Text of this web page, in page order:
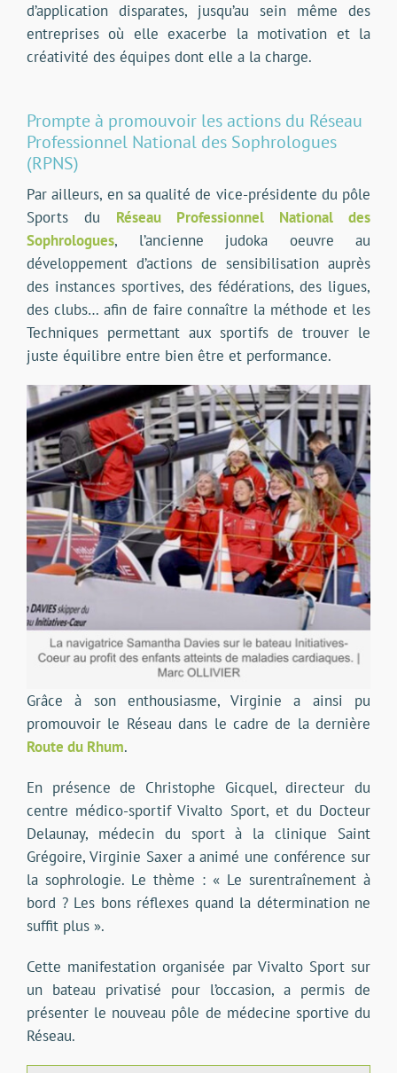
d’application disparates, jusqu’au sein même des
entreprises où elle exacerbe la motivation et la
créativité des équipes dont elle a la charge.
Prompte à promouvoir les actions du Réseau
Professionnel National des Sophrologues
(RPNS)
Par ailleurs, en sa qualité de vice-présidente du pôle
Sports du Réseau Professionnel National des
Sophrologues, l’ancienne judoka oeuvre au
développement d’actions de sensibilisation auprès
des instances sportives, des fédérations, des ligues,
des clubs… afin de faire connaître la méthode et les
Techniques permettant aux sportifs de trouver le
juste équilibre entre bien être et performance.
Grâce à son enthousiasme, Virginie a ainsi pu
promouvoir le Réseau dans le cadre de la dernière
Route du Rhum.
En présence de Christophe Gicquel,directeur du
centre médico-sportif Vivalto Sport, et du Docteur
Delaunay, médecin du sport à la clinique Saint
Grégoire, Virginie Saxer aanimé une conférence sur
la sophrologie. Le thème : « Le surentraînement à
bord ? Les bons réflexes quand la détermination ne
suffit plus ».
Cette manifestation organisée par Vivalto Sport sur
un bateau privatisé pour l’occasion, a permis de
présenter le nouveau pôle de médecine sportive du
Réseau.